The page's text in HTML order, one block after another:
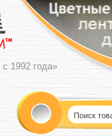
с 1992 года»